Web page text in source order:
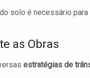
solo é necessário
as Obras
estratégias de